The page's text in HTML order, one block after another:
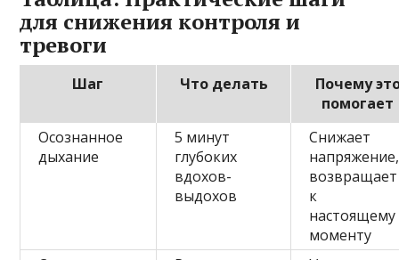
для снижения контроля и
тревоги
Шаг Что делать
Почему
помогает
Осознанное
дыхание
5 минут
глубоких
вдохов-
выдохов
Снижает
напряжение,
возвращает
к
настоящему
моменту